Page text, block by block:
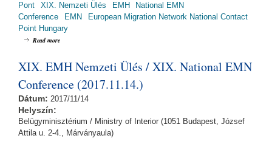
Pont
XIX. Nemzeti Ülés EMH
National EMN
Conference
EMN
European Migration Network National Contact
Point Hungary
Read more
XIX. EMH Nemzeti Ülés / XIX. National EMN
Conference (2017.11.14.)
Dátum: 2017/11/14
Helyszín:
Belügyminisztérium / Ministry of Interior (1051 Budapest, József
Attila u. 2-4., Márványaula)